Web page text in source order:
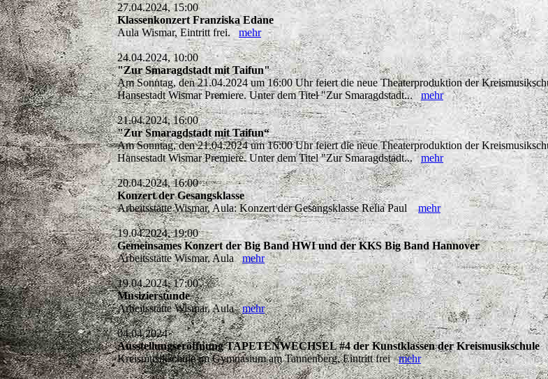
27.04.2024, 15:00
Klassenkonzert Franziska Edane
Aula Wismar, Eintritt frei.mehr
24.04.2024, 10:00
"Zur Smaragdstadt mit Taifun"
Am Sonntag, den 21.04.2024 um 16:00 Uhr feiert die neue Theaterproduktion der
Hansestadt Wismar Premiere. Unter dem Titel "Zur Smaragdstadt...mehr
21.04.2024, 16:00
"Zur Smaragdstadt mit Taifun“
Am Sonntag, den 21.04.2024 um 16:00 Uhr feiert die neue Theaterproduktion der
Hansestadt Wismar Premiere. Unter dem Titel "Zur Smaragdstadt...mehr
20.04.2024, 16:00
Konzert der Gesangsklasse
Arbeitsstätte Wismar, Aula: Konzert der Gesangsklasse Relia Paulmehr
19.04.2024, 19:00
Gemeinsames Konzert der Big Band HWI und der KKS Big Band Hannover
Arbeitsstätte Wismar, Aulamehr
19.04.2024, 17:00
Musizierstunde
Arbeitsstätte Wismar, Aulamehr
04.04.2024
Ausstellungseröffnung TAPETENWECHSEL #4 der Kunstklassen der Kreismusikschule
Kreismusikschule im Gymnasium am Tannenberg, Eintritt freimehr